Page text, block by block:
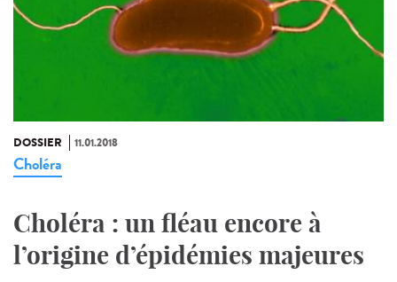
DOSSIER 11.01.2018
Choléra
Choléra : un fléau encore à
l’origine d’épidémies majeures